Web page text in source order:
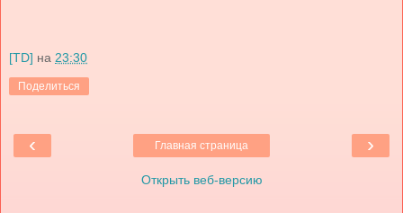
[TD] на 23:30
Поделиться
‹ ›
Главная страница
Открыть веб-версию